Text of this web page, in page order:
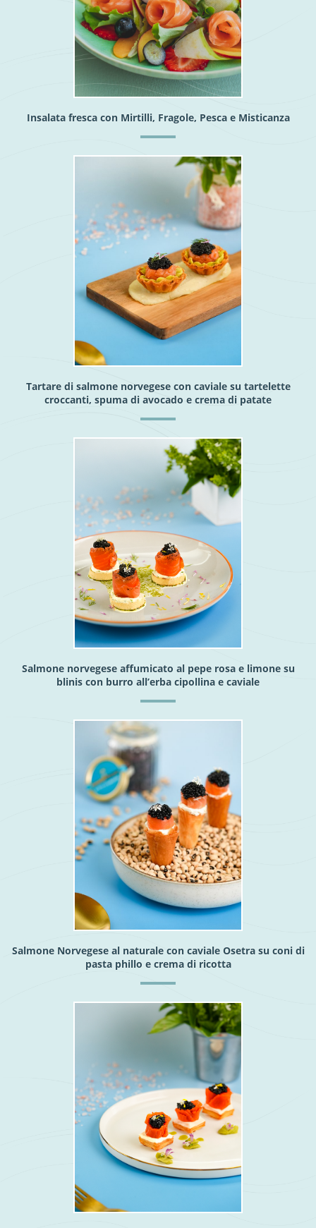
Insalata fresca con Mirtilli, Fragole, Pesca e Misticanza
Tartare di salmone norvegese con caviale su tartelette
croccanti, spuma di avocado e crema di patate
Salmone norvegese affumicato al pepe rosa e limone su
blinis con burro all’erba cipollina e caviale
Salmone Norvegese al naturale con caviale Osetra su coni di
pasta phillo e crema di ricotta